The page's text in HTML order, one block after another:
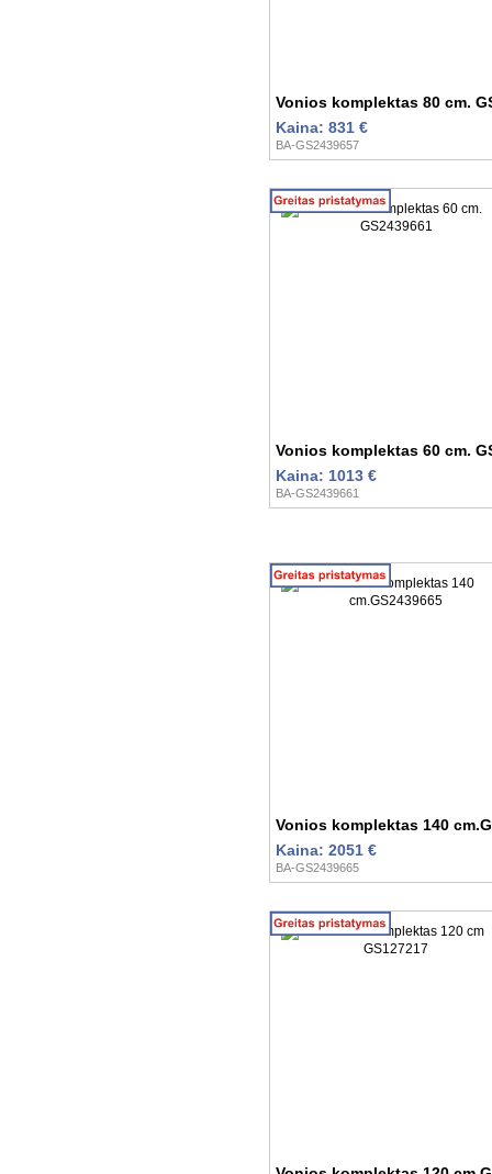
Vonios komplektas 80 cm.
Kaina: 831 €
BA-GS2439657
Vonios komplektas 60 cm.
Kaina: 1013 €
BA-GS2439661
Vonios komplektas 140
Kaina: 2051 €
BA-GS2439665